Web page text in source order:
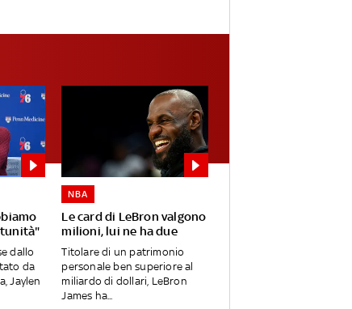
dallo
da
Jaylen
Le card di LeBron valgono
milioni, lui ne ha due
NBA
Titolare di un patrimonio
personale ben superiore al
miliardo di dollari, LeBron
James ha...